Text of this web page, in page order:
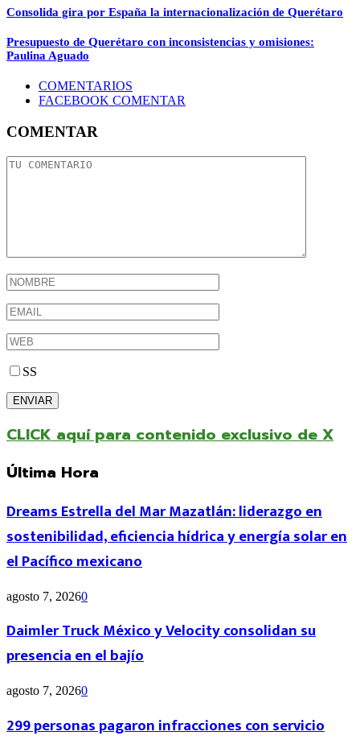
Consolida gira por España la internacionalización de Querétaro
Presupuesto de Querétaro con inconsistencias y omisiones:
Paulina Aguado
COMENTARIOS
FACEBOOK COMENTAR
COMENTAR
SS
CLICK aquí para contenido exclusivo de X
Última Hora
Dreams Estrella del Mar Mazatlán: liderazgo en
sostenibilidad, eficiencia hídrica y energía solar en
el Pacífico mexicano
agosto 7, 20260
Daimler Truck México y Velocity consolidan su
presencia en el bajío
agosto 7, 20260
299 personas pagaron infracciones con servicio